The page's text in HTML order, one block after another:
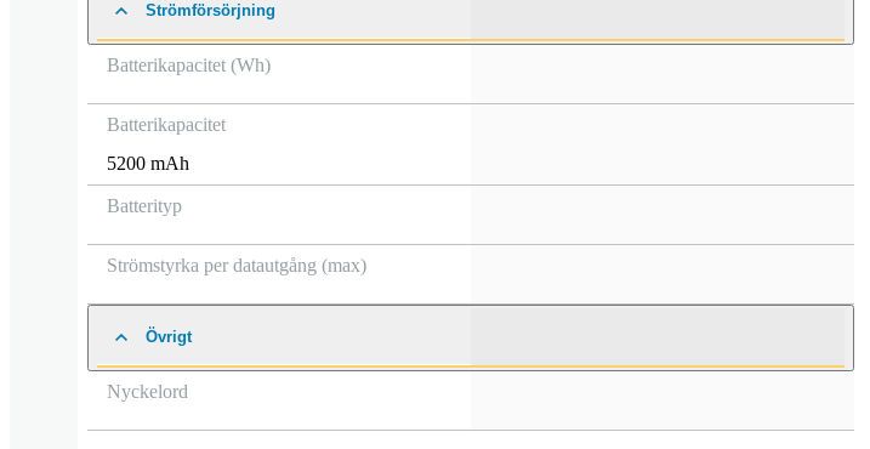
Strömförsörjning
Batterikapacitet (Wh)
Batterikapacitet
5200 mAh
Batterityp
Strömstyrka per datautgång (max)
Övrigt
Nyckelord